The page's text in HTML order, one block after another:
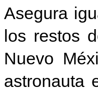
Asegura
los restos
Nuevo
astronauta